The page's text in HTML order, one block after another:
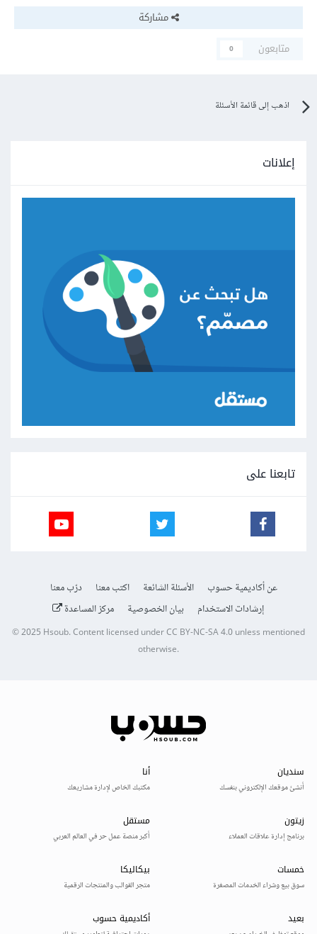
مشاركة
متابعون
0
اذهب إلى قائمة الأسئلة
إعلانات
تابعنا على
عن أكاديمية حسوب الأسئلة الشائعة اكتب معنا
درّب معنا
إرشادات الاستخدام
بيان الخصوصية مركز المساعدة
© 2025Hsoub.Content licensed underCC BY-NC-SA 4.0unless mentioned
otherwise.